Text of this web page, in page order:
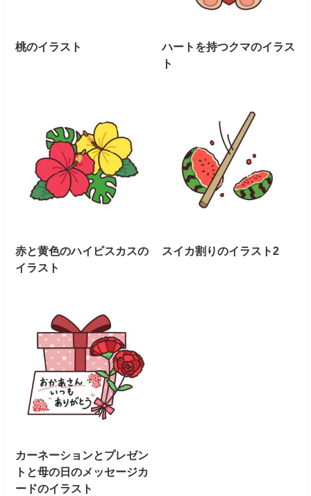
桃のイラスト
ハートを持つクマのイラス
ト
赤と黄色のハイビスカスの
イラスト
スイカ割りのイラスト2
カーネーションとプレゼン
トと母の日のメッセージカ
ードのイラスト